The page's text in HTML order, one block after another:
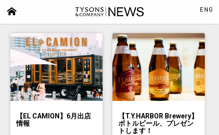
ENG
【EL CAMION】6月出店
情報
【T.Y.HARBOR Brewery】
ボトルビール、プレゼン
トします！